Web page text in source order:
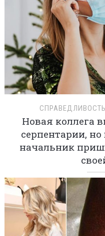
Новая коллега
серпентарии, но
начальник